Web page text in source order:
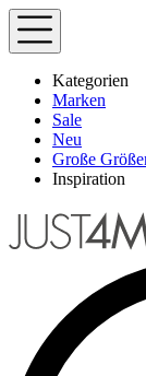
Kategorien
Marken
Sale
Neu
Große
Inspiration